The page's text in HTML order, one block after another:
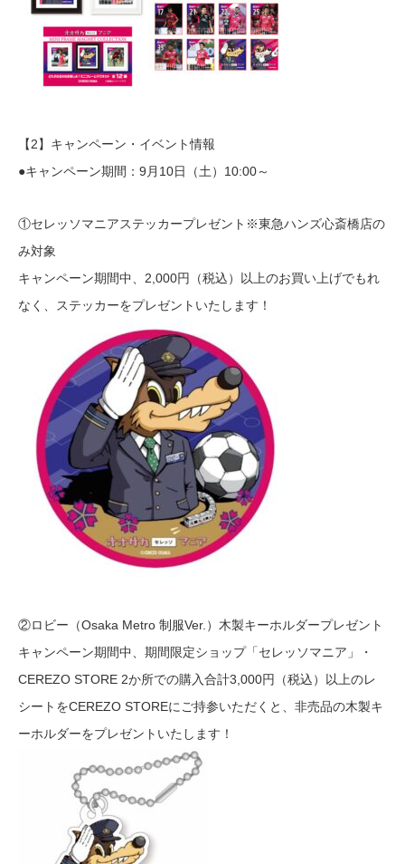
【2】キャンペーン・イベント情報
●キャンペーン期間：9月10日（土）10:00～
①セレッソマニアステッカープレゼント※東急ハンズ心斎橋店の
み対象
キャンペーン期間中、2,000円（税込）以上のお買い上げでもれ
なく、ステッカーをプレゼントいたします！
②ロビー（Osaka Metro 制服Ver.）木製キーホルダープレゼント
キャンペーン期間中、期間限定ショップ「セレッソマニア」・
CEREZO STORE 2か所での購入合計3,000円（税込）以上のレ
シートをCEREZO STOREにご持参いただくと、非売品の木製キ
ーホルダーをプレゼントいたします！